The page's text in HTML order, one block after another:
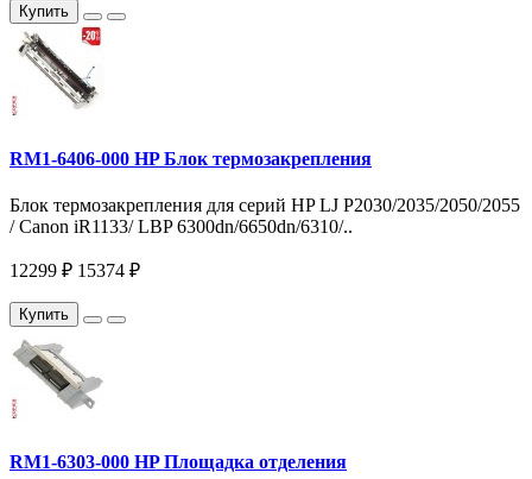
Купить
RM1-6406-000 HP Блок термозакрепления
Блок термозакрепления для серий HP LJ P2030/2035/2050/2055
/ Canon iR1133/ LBP 6300dn/6650dn/6310/..
12299 ₽ 15374 ₽
Купить
RM1-6303-000 HP Площадка отделения